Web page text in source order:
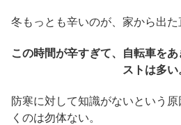
冬もっとも辛いのが、家から出た
この時間が辛すぎて、自転車を
ストは多い
防寒に対して知識がないという
くのは勿体ない。